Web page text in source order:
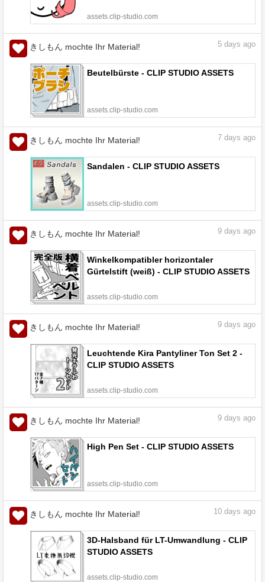
assets.clip-studio.com
きしもん mochte Ihr Material! 5 days ago
Beutelbürste - CLIP STUDIO ASSETS
assets.clip-studio.com
きしもん mochte Ihr Material! 7 days ago
Sandalen - CLIP STUDIO ASSETS
assets.clip-studio.com
きしもん mochte Ihr Material! 9 days ago
Winkelkompatibler horizontaler
Gürtelstift (weiß) - CLIP STUDIO ASSETS
assets.clip-studio.com
きしもん mochte Ihr Material! 9 days ago
Leuchtende Kira Pantyliner Ton Set 2 -
CLIP STUDIO ASSETS
assets.clip-studio.com
きしもん mochte Ihr Material! 9 days ago
High Pen Set - CLIP STUDIO ASSETS
assets.clip-studio.com
きしもん mochte Ihr Material! 10 days ago
3D-Halsband für LT-Umwandlung - CLIP
STUDIO ASSETS
assets.clip-studio.com